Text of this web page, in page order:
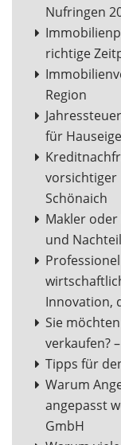
Nufringen
richtige
Region
für
vorsichtiger
Schönaich
Makler
und
Innovation,
Sie
verkaufen?
Tipps für
Warum
angepasst
GmbH